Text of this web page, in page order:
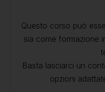
Questo corso può
sia come formazione
Basta lasciarci un
opzioni